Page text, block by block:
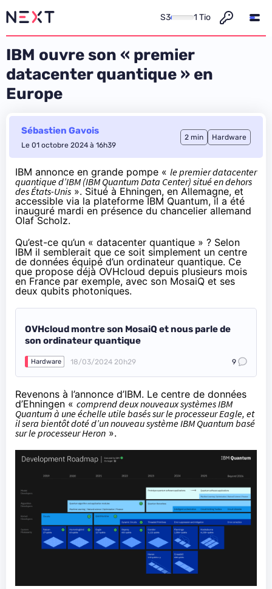
S3 1 Tio
IBM ouvre son « premier
datacenter quantique » en
Europe
Sébastien Gavois
Le 01 octobre 2024 à 16h39
2 min Hardware
IBM annonce en grande pompe « le premier datacenter
quantique d’IBM (IBM Quantum Data Center) situé en dehors
des États-Unis ». Situé à Ehningen, en Allemagne, et
accessible via la plateforme IBM Quantum, il a été
inauguré mardi en présence du chancelier allemand
Olaf Scholz.
Qu’est-ce qu’un « datacenter quantique » ? Selon
IBM il semblerait que ce soit simplement un centre
de données équipé d’un ordinateur quantique. Ce
que propose déjà OVHcloud depuis plusieurs mois
en France par exemple, avec son MosaiQ et ses
deux qubits photoniques.
OVHcloud montre son MosaiQ et nous parle de
son ordinateur quantique
Hardware 18/03/2024 20h29 9
Revenons à l’annonce d’IBM. Le centre de données
d’Ehningen « comprend deux nouveaux systèmes IBM
Quantum à une échelle utile basés sur le processeur Eagle, et
il sera bientôt doté d’un nouveau système IBM Quantum basé
sur le processeur Heron ».